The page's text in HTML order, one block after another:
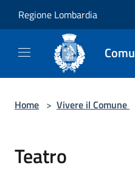
Regione Lombardia
Home > Vivere il Comune
Teatro